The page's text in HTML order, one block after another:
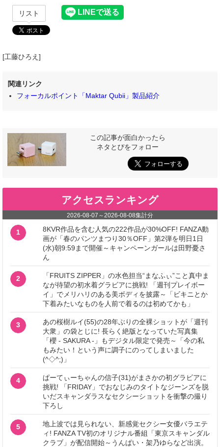
リスト
[工藤ひろえ]
関連リンク
フォーカルポイント「Maktar Qubii」製品紹介
この記事が面白かったら
ネタとぴをフォロー
アクセスランキング
2026-08-07 ～ 2026-08-08集計分
1
8KVR作品を含む人気の222作品が30%OFF! FANZA動
画が「春のパンツまつり30％OFF」第2弾を明日1日
(水)朝9:59まで開催～キャンペーンガールは田野憂さ
ん
2
「FRUITS ZIPPER」の水色担当“まなふぃ”こと真中ま
なが待望の初水着グラビアに挑戦! 「週刊プレイボー
イ」でメリハリのある美ボディを披露～「ビキニとか
下着みたいなものを人前で着るのは初めてかも」
3
あの桜樹ルイ(55)の28年ぶりの全裸ショットが「週刊
大衆」の袋とじに! 長らく絶版となっていた写真集
「櫻 - SAKURA -」もデジタル限定で発売～「今の私
もみたい！という声に調子にのってしまいました
(^◇^;)」
4
ぱーてぃーちゃんの信子(31)がまさかの初グラビアに
挑戦! 「FRIDAY」でおなじみのタイトなジーンズを脱
いだスキャンダラスなセクシーショットを衝撃の撮り
下ろし
5
地上波では見られない、新感覚セクシー女優バラエテ
ィ! FANZA TV初のオリジナル番組「東京スキャンダル
クラブ」が配信開始～うんぱい・架乃ゆらなど出演。